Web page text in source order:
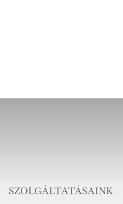
SZOLGÁLTATÁSAINK